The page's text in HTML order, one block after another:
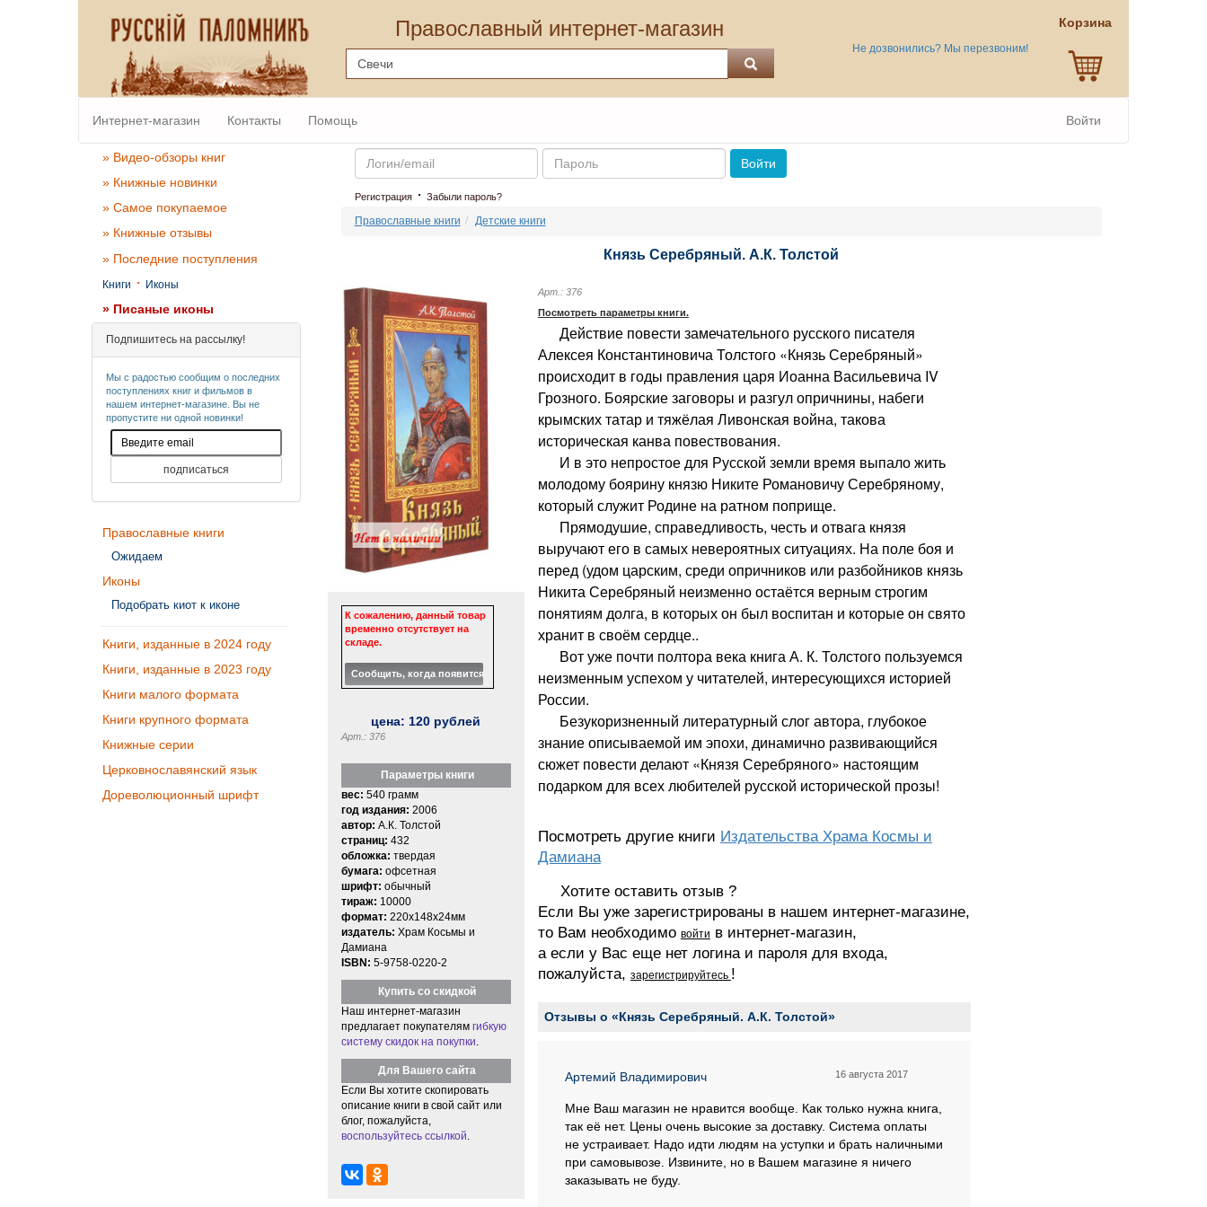
Православный интернет-магазин
Не дозвонились? Мы перезвоним!
Корзина
Интернет-магазин Контакты Помощь Войти
» Видео-обзоры книг
» Книжные новинки
» Самое покупаемое
» Книжные отзывы
» Последние поступления
Книги · Иконы
» Писаные иконы
Подпишитесь на рассылку!
Мы с радостью сообщим о последних
поступлениях книг и фильмов в
нашем интернет-магазине. Вы не
пропустите ни одной новинки!
Православные книги
Ожидаем
Иконы
Подобрать киот к иконе
Книги, изданные в 2024 году
Книги, изданные в 2023 году
Книги малого формата
Книги крупного формата
Книжные серии
Церковнославянский язык
Дореволюционный шрифт
Email Пароль
Войти
Регистрация· Забыли пароль?
Православные книги Детские книги
Князь Серебряный. А.К. Толстой
К сожалению, данный товар
временно отсутствует на
складе.
цена: 120 рублей
Арт.: 376
Параметры книги
вес: 540 грамм
год издания: 2006
автор: А.К. Толстой
страниц: 432
обложка: твердая
бумага: офсетная
шрифт: обычный
тираж: 10000
формат: 220x148x24мм
издатель: Храм Косьмы и
Дамиана
ISBN: 5-9758-0220-2
Купить со скидкой
Наш интернет-магазин
предлагает покупателям гибкую
систему скидок на покупки
Для Вашего сайта
Если Вы хотите скопировать
описание книги в свой сайт или
блог, пожалуйста,
воспользуйтесь ссылкой
Арт.: 376
Посмотреть параметры книги.
Действие повести замечательного русского писателя
Алексея Константиновича Толстого «Князь Серебряный»
происходит в годы правления царя Иоанна Васильевича IV
Грозного. Боярские заговоры и разгул опричнины, набеги
крымских татар и тяжёлая Ливонская война, такова
историческая канва повествования.
И в это непростое для Русской земли время выпало жить
молодому боярину князю Никите Романовичу Серебряному,
который служит Родине на ратном поприще.
Прямодушие, справедливость, честь и отвага князя
выручают его в самых невероятных ситуациях. На поле боя и
перед (удом царским, среди опричников или разбойников князь
Никита Серебряный неизменно остаётся верным строгим
понятиям долга, в которых он был воспитан и которые он свято
хранит в своём сердце..
Вот уже почти полтора века книга А. К. Толстого пользуемся
неизменным успехом у читателей, интересующихся историей
России.
Безукоризненный литературный слог автора, глубокое
знание описываемой им эпохи, динамично развивающийся
сюжет повести делают «Князя Серебряного» настоящим
подарком для всех любителей русской исторической прозы!
Посмотреть другие книги Издательства Храма Космы и
Дамиана
Хотите оставить отзыв ?
Если Вы уже зарегистрированы в нашем интернет-магазине,
то Вам необходимо войти в интернет-магазин,
а если у Вас еще нет логина и пароля для входа,
пожалуйста, зарегистрируйтесь !
Отзывы о «Князь Серебряный. А.К. Толстой»
Артемий Владимирович 16 августа 2017
Мне Ваш магазин не нравится вообще. Как только нужна книга,
так её нет. Цены очень высокие за доставку. Система оплаты
не устраивает. Надо идти людям на уступки и брать наличными
при самовывозе. Извините, но в Вашем магазине я ничего
заказывать не буду.